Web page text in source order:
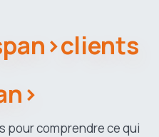
pour comprendre ce qui